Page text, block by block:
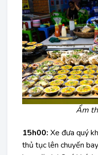
Ẩm
15h00: Xe đưa quý
thủ tục lên chuyến